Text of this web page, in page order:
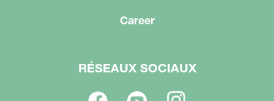
Career
RÉSEAUX SOCIAUX